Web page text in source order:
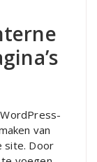
van
site. Door